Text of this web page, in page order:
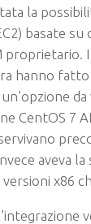
la
basate su
proprietario.
hanno fatto
CentOS 7
aveva
x86